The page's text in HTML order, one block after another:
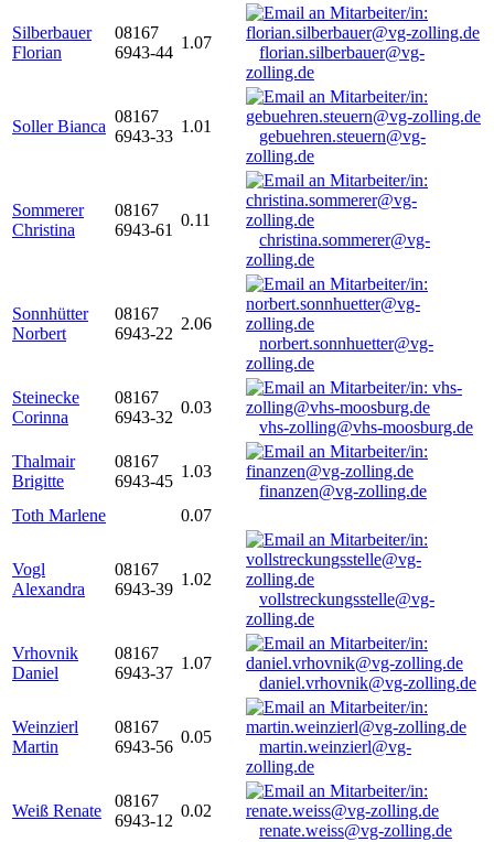
Silberbauer
Florian
08167
6943-44
1.07
florian.silberbauer@vg-
zolling.de
Soller Bianca
08167
6943-33
1.01
gebuehren.steuern@vg-
zolling.de
Sommerer
Christina
08167
6943-61
0.11
christina.sommerer@vg-
zolling.de
Sonnhütter
Norbert
08167
6943-22
2.06
norbert.sonnhuetter@vg-
zolling.de
Steinecke
Corinna
08167
6943-32
0.03
vhs-zolling@vhs-moosburg.de
Thalmair
Brigitte
08167
6943-45
1.03
finanzen@vg-zolling.de
Toth Marlene
0.07
Vogl
Alexandra
08167
6943-39
1.02
vollstreckungsstelle@vg-
zolling.de
Vrhovnik
Daniel
08167
6943-37
1.07
daniel.vrhovnik@vg-zolling.de
Weinzierl
Martin
08167
6943-56
0.05
martin.weinzierl@vg-
zolling.de
Weiß Renate
08167
6943-12
0.02
renate.weiss@vg-zolling.de